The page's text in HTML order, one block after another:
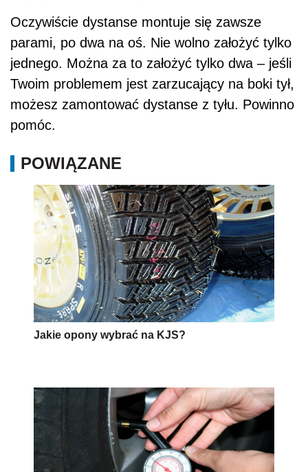
Oczywiście dystanse montuje się zawsze
parami, po dwa na oś. Nie wolno założyć tylko
jednego. Można za to założyć tylko dwa – jeśli
Twoim problemem jest zarzucający na boki tył,
możesz zamontować dystanse z tyłu. Powinno
pomóc.
POWIĄZANE
Jakie opony wybrać na KJS?